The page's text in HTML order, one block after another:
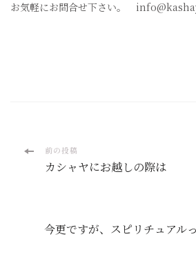
お気軽にお問合せ下さい。
投
前の投稿
カシャヤにお越しの際は
今更ですが、スピリチュアル